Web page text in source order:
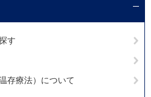
す
存療法）について